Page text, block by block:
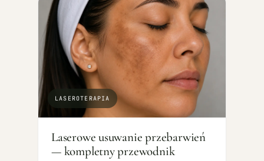
LASEROTERAPIA
Laserowe usuwanie przebarwień
— kompletny przewodnik